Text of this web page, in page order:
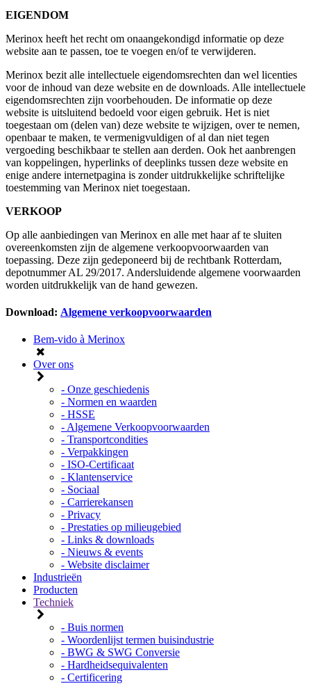
EIGENDOM
Merinox heeft het recht om onaangekondigd informatie op deze
website aan te passen, toe te voegen en/of te verwijderen.
Merinox bezit alle intellectuele eigendomsrechten dan wel licenties
voor de inhoud van deze website en de downloads. Alle intellectuele
eigendomsrechten zijn voorbehouden. De informatie op deze
website is uitsluitend bedoeld voor eigen gebruik. Het is niet
toegestaan om (delen van) deze website te wijzigen, over te nemen,
openbaar te maken, te vermenigvuldigen of al dan niet tegen
vergoeding beschikbaar te stellen aan derden. Ook het aanbrengen
van koppelingen, hyperlinks of deeplinks tussen deze website en
enige andere internetpagina is zonder uitdrukkelijke schriftelijke
toestemming van Merinox niet toegestaan.
VERKOOP
Op alle aanbiedingen van Merinox en alle met haar af te sluiten
overeenkomsten zijn de algemene verkoopvoorwaarden van
toepassing. Deze zijn gedeponeerd bij de rechtbank Rotterdam,
depotnummer AL 29/2017. Andersluidende algemene voorwaarden
worden uitdrukkelijk van de hand gewezen.
Download: Algemene verkoopvoorwaarden
Bem-vido à Merinox
Over ons
- Onze geschiedenis
- Normen en waarden
- HSSE
- Algemene Verkoopvoorwaarden
- Transportcondities
- Verpakkingen
- ISO-Certificaat
- Klantenservice
- Sociaal
- Carrierekansen
- Privacy
- Prestaties op milieugebied
- Links & downloads
- Nieuws & events
- Website disclaimer
Industrieën
Producten
Techniek
- Buis normen
- Woordenlijst termen buisindustrie
- BWG & SWG Conversie
- Hardheidsequivalenten
- Certificering